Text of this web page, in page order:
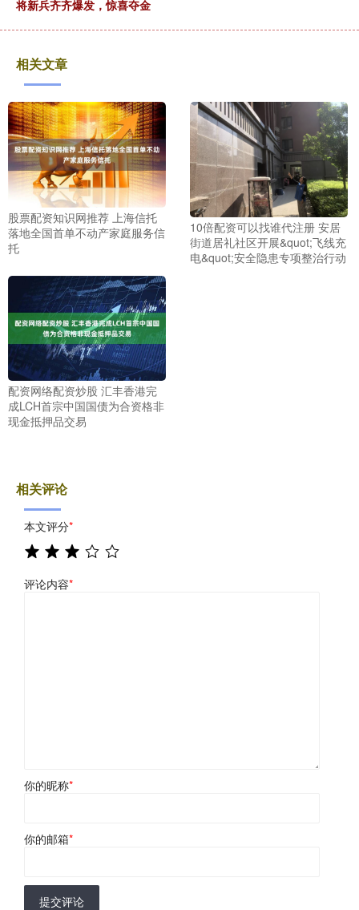
将新兵齐齐爆发，惊喜夺金
相关文章
股票配资知识网推荐 上海信托
落地全国首单不动产家庭服务信
托
10倍配资可以找谁代注册 安居
街道居礼社区开展&quot;飞线充
电&quot;安全隐患专项整治行动
配资网络配资炒股 汇丰香港完
成LCH首宗中国国债为合资格非
现金抵押品交易
相关评论
本文评分*
评论内容*
你的昵称*
你的邮箱*
提交评论